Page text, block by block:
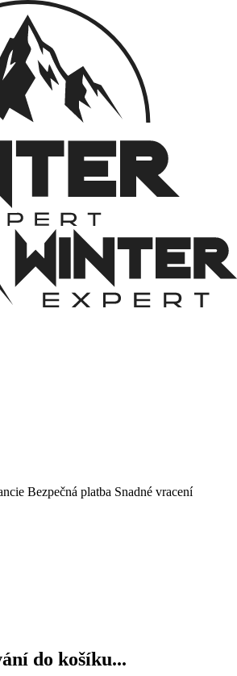
Bezpečná platba Snadné vracení
do košíku...